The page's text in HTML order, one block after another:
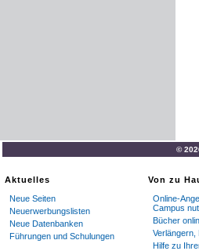
©
Aktuelles
Neue Seiten
Neuerwerbungslisten
Neue Datenbanken
Führungen und Schulungen
Von zu
Online-
Campus
Bücher
Verlängern,
Hilfe zu